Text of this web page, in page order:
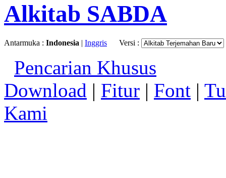
Alkitab SABDA
Antarmuka : Indonesia | Inggris Versi :
Pencarian Khusus
Download | Fitur | Font |
Kami